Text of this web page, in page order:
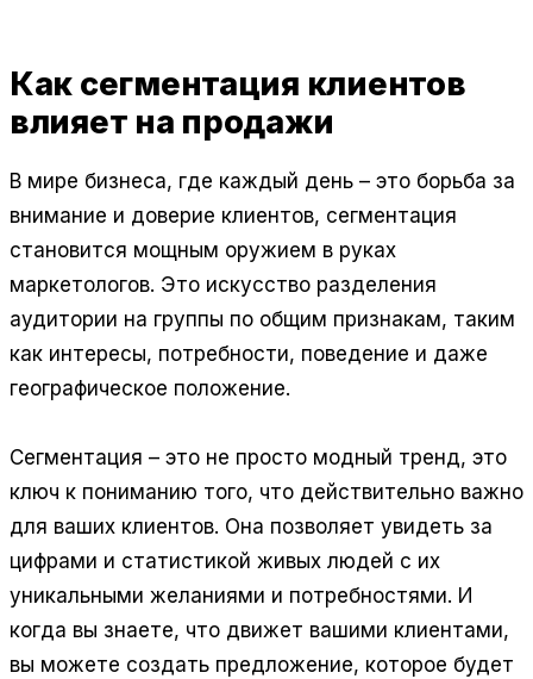
Как сегментация клиентов
влияет на продажи
В мире бизнеса, где каждый день – это борьба за
внимание и доверие клиентов, сегментация
становится мощным оружием в руках
маркетологов. Это искусство разделения
аудитории на группы по общим признакам, таким
как интересы, потребности, поведение и даже
географическое положение.
Сегментация – это не просто модный тренд, это
ключ к пониманию того, что действительно важно
для ваших клиентов. Она позволяет увидеть за
цифрами и статистикой живых людей с их
уникальными желаниями и потребностями. И
когда вы знаете, что движет вашими клиентами,
вы можете создать предложение, которое будет